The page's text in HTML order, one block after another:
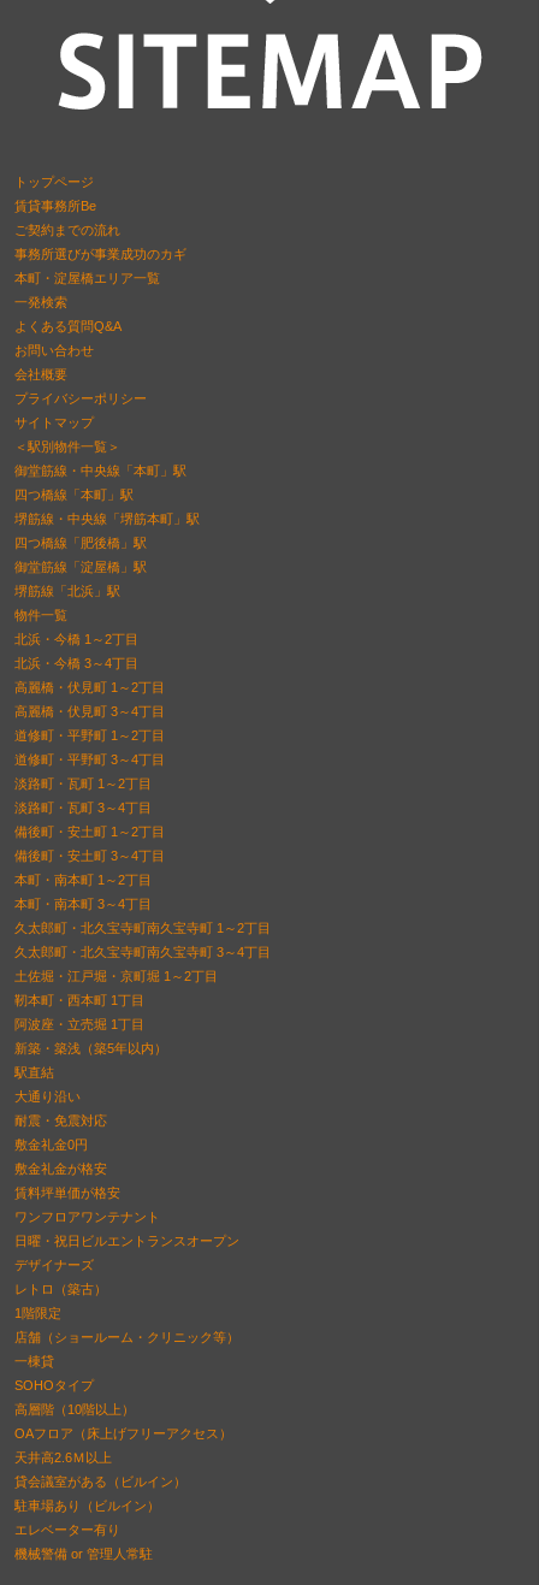
トップページ
賃貸事務所Be
ご契約までの流れ
事務所選びが事業成功のカギ
本町・淀屋橋エリア一覧
一発検索
よくある質問Q&A
お問い合わせ
会社概要
プライバシーポリシー
サイトマップ
＜駅別物件一覧＞
御堂筋線・中央線「本町」駅
四つ橋線「本町」駅
堺筋線・中央線「堺筋本町」駅
四つ橋線「肥後橋」駅
御堂筋線「淀屋橋」駅
堺筋線「北浜」駅
物件一覧
北浜・今橋 1～2丁目
北浜・今橋 3～4丁目
高麗橋・伏見町 1～2丁目
高麗橋・伏見町 3～4丁目
道修町・平野町 1～2丁目
道修町・平野町 3～4丁目
淡路町・瓦町 1～2丁目
淡路町・瓦町 3～4丁目
備後町・安土町 1～2丁目
備後町・安土町 3～4丁目
本町・南本町 1～2丁目
本町・南本町 3～4丁目
久太郎町・北久宝寺町南久宝寺町 1～2丁目
久太郎町・北久宝寺町南久宝寺町 3～4丁目
土佐堀・江戸堀・京町堀 1～2丁目
靭本町・西本町 1丁目
阿波座・立売堀 1丁目
新築・築浅（築5年以内）
駅直結
大通り沿い
耐震・免震対応
敷金礼金0円
敷金礼金が格安
賃料坪単価が格安
ワンフロアワンテナント
日曜・祝日ビルエントランスオープン
デザイナーズ
レトロ（築古）
1階限定
店舗（ショールーム・クリニック等）
一棟貸
SOHOタイプ
高層階（10階以上）
OAフロア（床上げフリーアクセス）
天井高2.6Ｍ以上
貸会議室がある（ビルイン）
駐車場あり（ビルイン）
エレベーター有り
機械警備 or 管理人常駐